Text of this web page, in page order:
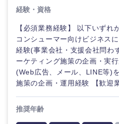
香川県
高知県
経験・資格
【必須業務経験】 以下いずれ
コンシューマー向けビジネス
経験(事業会社・支援会社問わ
ーケティング施策の企画・実
(Web広告、メール、LINE等)
施策の企画・運用経験 【歓迎
推奨年齢